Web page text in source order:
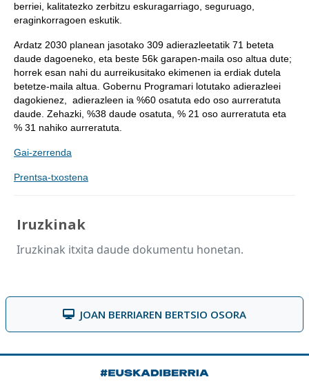
berriei, kalitatezko zerbitzu eskuragarriago, seguruago,
eraginkorragoen eskutik.
Ardatz 2030 planean jasotako 309 adierazleetatik 71 beteta
daude dagoeneko, eta beste 56k garapen-maila oso altua dute;
horrek esan nahi du aurreikusitako ekimenen ia erdiak dutela
betetze-maila altua. Gobernu Programari lotutako adierazleei
dagokienez, adierazleen ia %60 osatuta edo oso aurreratuta
daude. Zehazki, %38 daude osatuta, % 21 oso aurreratuta eta
% 31 nahiko aurreratuta.
Gai-zerrenda
Prentsa-txostena
Iruzkinak
Iruzkinak itxita daude dokumentu honetan.
JOAN BERRIAREN BERTSIO OSORA